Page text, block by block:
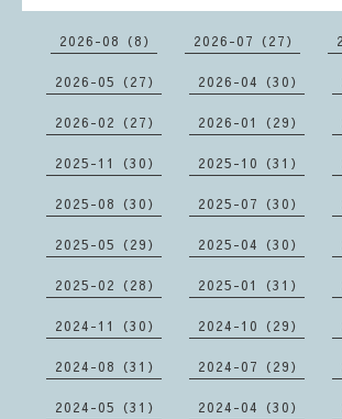
2026-08（8） 2026-07（27）
2026-05（27） 2026-04（30）
2026-02（27） 2026-01（29）
2025-11（30） 2025-10（31）
2025-08（30） 2025-07（30）
2025-05（29） 2025-04（30）
2025-02（28） 2025-01（31）
2024-11（30） 2024-10（29）
2024-08（31） 2024-07（29）
2024-05（31） 2024-04（30）